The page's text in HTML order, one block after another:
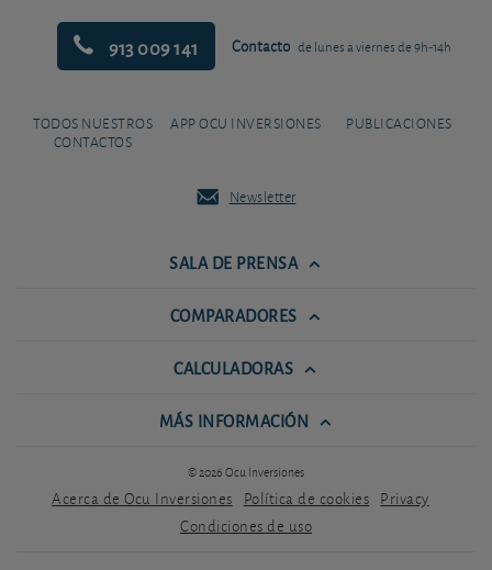
913 009 141 Contacto de lunes a viernes de 9h-14h
TODOS NUESTROS
CONTACTOS
APP OCU INVERSIONES PUBLICACIONES
Newsletter
SALA DE PRENSA
COMPARADORES
CALCULADORAS
MÁS INFORMACIÓN
© 2026 Ocu Inversiones
Acerca de Ocu Inversiones Política de cookies Privacy
Condiciones de uso